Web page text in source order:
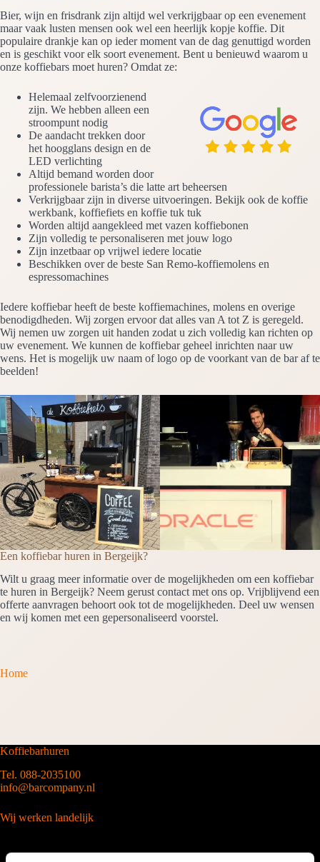
Bier, wijn en frisdrank zijn altijd wel verkrijgbaar op een evenement
maar vaak lusten mensen ook wel een heerlijk kopje koffie. Dit
populaire drankje kan op ieder moment van de dag genuttigd worden
en is geschikt voor elk soort evenement. Bent u benieuwd waarom u
onze koffiebars moet huren? Omdat ze:
Helemaal zelfvoorzienend
zijn. We hebben alleen een
stroompunt nodig
De aandacht trekken door
het hoogglans design en de
LED verlichting
Altijd bemand worden door
professionele barista’s die latte art beheersen
Verkrijgbaar zijn in diverse uitvoeringen. Bekijk ook de koffie
werkbank, koffiefiets en koffie tuk tuk
Worden altijd aangekleed met vazen koffiebonen
Zijn volledig te personaliseren met jouw logo
Zijn inzetbaar op vrijwel iedere locatie
Beschikken over de beste San Remo-koffiemolens en
espressomachines
Iedere koffiebar heeft de beste koffiemachines, molens en overige
benodigdheden. Wij zorgen ervoor dat alles van A tot Z is geregeld.
Wij nemen uw zorgen uit handen zodat u zich volledig kan richten op
uw evenement. We kunnen de koffiebar geheel inrichten naar uw
wens. Het is mogelijk uw naam of logo op de voorkant van de bar af te
beelden!
Een koffiebar huren in Bergeijk?
Wilt u graag meer informatie over de mogelijkheden om een koffiebar
te huren in Bergeijk? Neem gerust contact met ons op. Vrijblijvend een
offerte aanvragen behoort ook tot de mogelijkheden. Deel uw wensen
en wij komen met een gepersonaliseerd voorstel.
Home
Koffiebarhuren
Tel. 088-2035100
info@barcompany.nl
Wij werken landelijk